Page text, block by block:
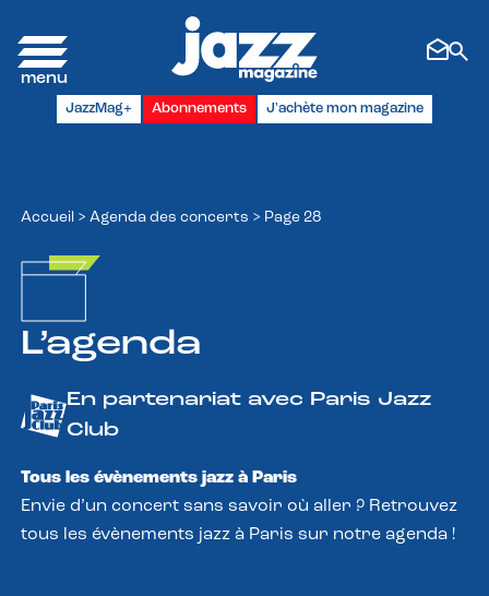
JazzMag+ Abonnements J'achète mon magazine
Accueil > Agenda des concerts > Page 28
L’agenda
En partenariat avec Paris Jazz
Club
Tous les évènements jazz à Paris
Envie d’un concert sans savoir où aller ? Retrouvez
tous les évènements jazz à Paris sur notre agenda !